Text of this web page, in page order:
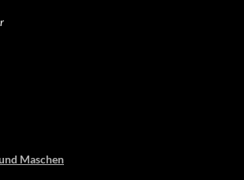
Maschen